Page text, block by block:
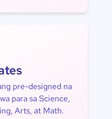
pre-designed na
para sa Science,
Arts, at Math.